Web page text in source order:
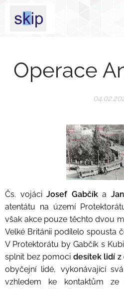
Operace
Čs. vojáci Josef Gabčíka
atentátu na území
však akce pouze těchto dvou
Velké Británii podílelo spousta
V Protektorátu by Gabčík s
splnit bez pomoci desítek lidí z
obyčejní lidé, vykonávající
vzhledem ke kontaktům